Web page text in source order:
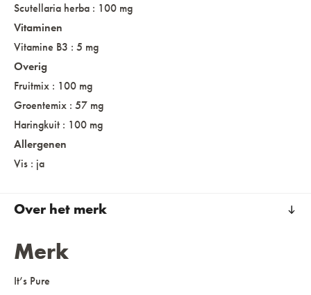
Scutellaria herba : 100 mg
Vitaminen
Vitamine B3 : 5 mg
Overig
Fruitmix : 100 mg
Groentemix : 57 mg
Haringkuit : 100 mg
Allergenen
Vis : ja
Over het merk
Merk
It’s Pure